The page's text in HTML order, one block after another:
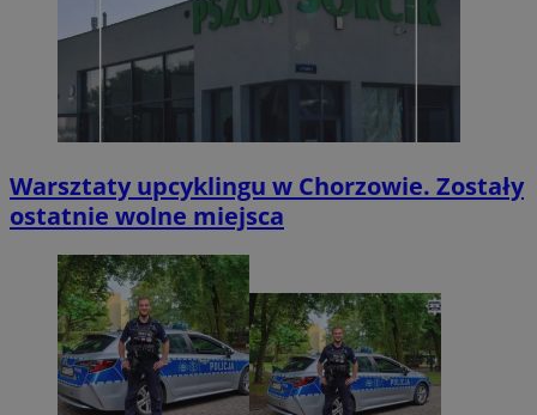
Warsztaty upcyklingu w Chorzowie. Zostały
ostatnie wolne miejsca